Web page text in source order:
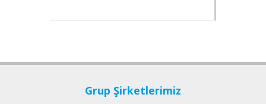
Grup Şirketlerimiz